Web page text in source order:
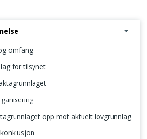
omfang
for tilsynet
opp mot aktuelt lovgrunnlag